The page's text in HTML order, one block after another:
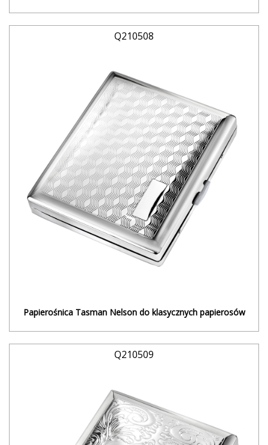
Q210508
Papierośnica Tasman Nelson do klasycznych papierosów
Q210509